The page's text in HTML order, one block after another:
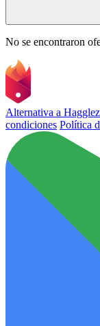
No se encontraron
Alternativa a
condiciones Política